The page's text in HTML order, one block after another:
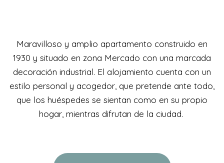
Maravilloso y amplio apartamento construido en
1930 y situado en zona Mercado con una marcada
decoración industrial. El alojamiento cuenta con un
estilo personal y acogedor, que pretende ante todo,
que los huéspedes se sientan como en su propio
hogar, mientras difrutan de la ciudad.